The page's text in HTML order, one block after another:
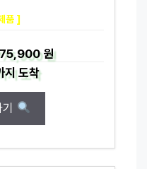
품 ]
원
지도착